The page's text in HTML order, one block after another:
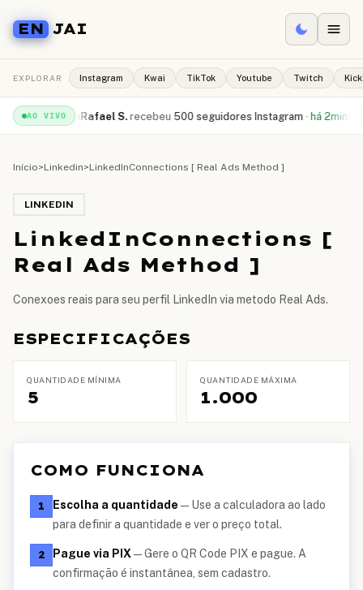
EN JAI
EXPLORAR Instagram Kwai TikTok Youtube Twitch Kick
AO VIVO
·há 1minRafael S. recebeu 500 seguidores Instagram ·há 2min
Início>Linkedin>LinkedInConnections [ Real Ads Method ]
LINKEDIN
LinkedInConnections [
Real Ads Method ]
Conexoes reais para seu perfil LinkedIn via metodo Real Ads.
ESPECIFICAÇÕES
QUANTIDADE MÍNIMA
5
QUANTIDADE MÁXIMA
1.000
COMO FUNCIONA
1 Escolha a quantidade — Use a calculadora ao lado
para definir a quantidade e ver o preço total.
2 Pague via PIX —Gere o QR Code PIX e pague. A
confirmação é instantânea, sem cadastro.